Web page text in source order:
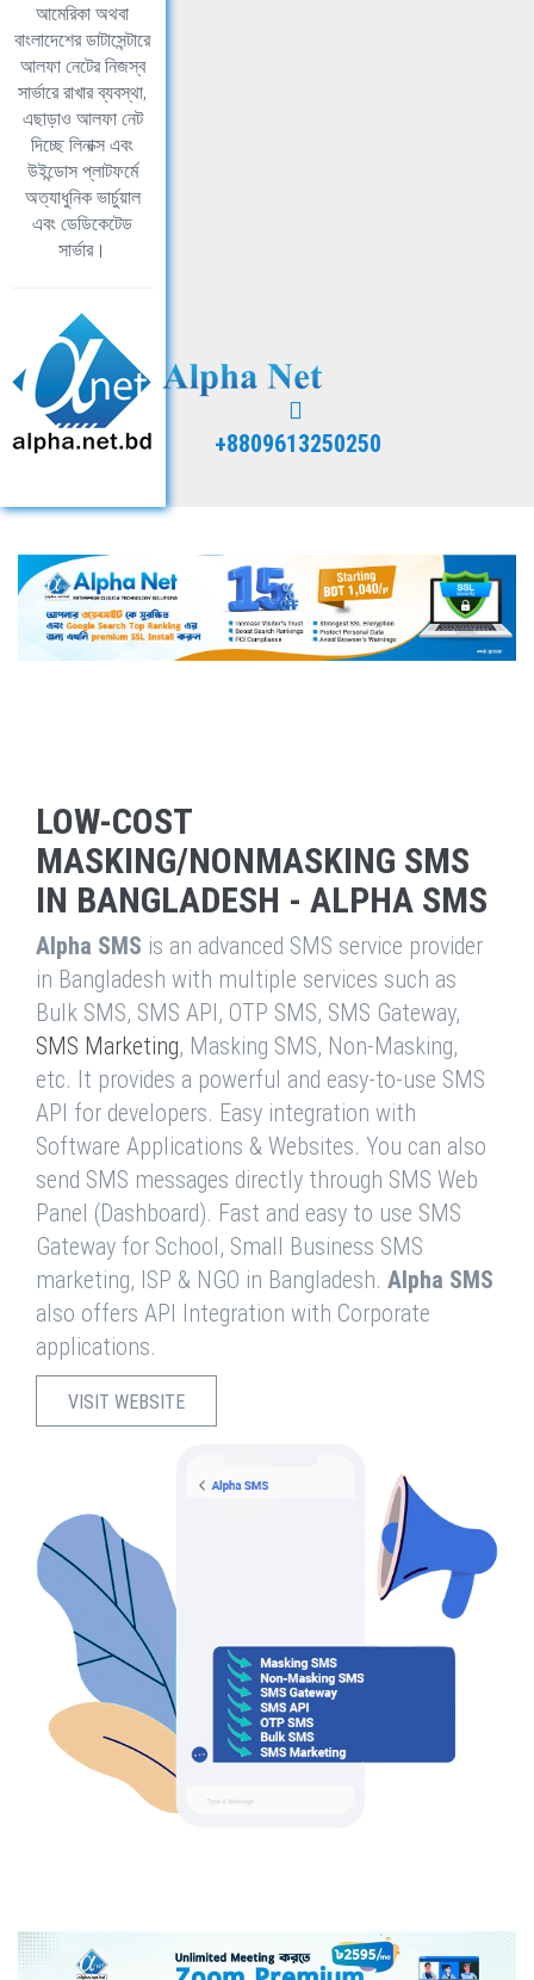
আমেরিকা অথবা
বাংলাদেশের ডাটাসেন্টারে
আলফা নেটের নিজস্ব
সার্ভারে রাখার ব্যবস্থা,
এছাড়াও আলফা নেট
দিচ্ছে লিনাক্স এবং
উইন্ডোস প্লাটফর্মে
অত্যাধুনিক ভার্চুয়াল
এবং ডেডিকেটেড
সার্ভার।
+8809613250250
LOW-COST
MASKING/NONMASKING SMS
IN BANGLADESH - ALPHA SMS
Alpha SMS is an advanced SMS service provider
in Bangladesh with multiple services such as
Bulk SMS, SMS API, OTP SMS, SMS Gateway,
SMS Marketing, Masking SMS, Non-Masking,
etc. It provides a powerful and easy-to-use SMS
API for developers. Easy integration with
Software Applications & Websites. You can also
send SMS messages directly through SMS Web
Panel (Dashboard). Fast and easy to use SMS
Gateway for School, Small Business SMS
marketing, ISP & NGO in Bangladesh. Alpha SMS
also offers API Integration with Corporate
applications.
VISIT WEBSITE